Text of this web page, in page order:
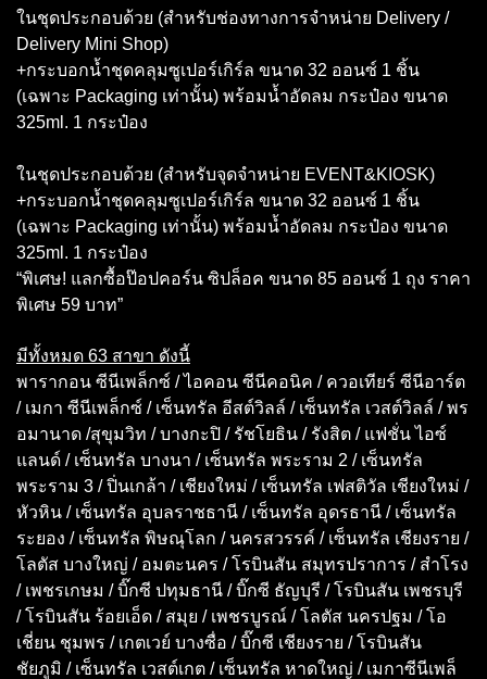
ในชุดประกอบด้วย (สำหรับช่องทางการจำหน่าย Delivery /
Delivery Mini Shop)
+กระบอกน้ำชุดคลุมซูเปอร์เกิร์ล ขนาด 32 ออนซ์ 1 ชิ้น
(เฉพาะ Packaging เท่านั้น) พร้อมน้ำอัดลม กระป๋อง ขนาด
325ml. 1 กระป๋อง
ในชุดประกอบด้วย (สำหรับจุดจำหน่าย EVENT&KIOSK)
+กระบอกน้ำชุดคลุมซูเปอร์เกิร์ล ขนาด 32 ออนซ์ 1 ชิ้น
(เฉพาะ Packaging เท่านั้น) พร้อมน้ำอัดลม กระป๋อง ขนาด
325ml. 1 กระป๋อง
“พิเศษ! แลกซื้อป๊อปคอร์น ซิปล็อค ขนาด 85 ออนซ์ 1 ถุง ราคา
พิเศษ 59 บาท”
มีทั้งหมด 63 สาขา ดังนี้
พารากอน ซีนีเพล็กซ์ / ไอคอน ซีนีคอนิค / ควอเทียร์ ซีนีอาร์ต
/ เมกา ซีนีเพล็กซ์ / เซ็นทรัล อีสต์วิลล์ / เซ็นทรัล เวสต์วิลล์ / พร
อมานาด /สุขุมวิท / บางกะปิ / รัชโยธิน / รังสิต / แฟชั่น ไอซ์
แลนด์ / เซ็นทรัล บางนา / เซ็นทรัล พระราม 2 / เซ็นทรัล
พระราม 3 / ปิ่นเกล้า / เชียงใหม่ / เซ็นทรัล เฟสติวัล เชียงใหม่ /
หัวหิน / เซ็นทรัล อุบลราชธานี / เซ็นทรัล อุดรธานี / เซ็นทรัล
ระยอง / เซ็นทรัล พิษณุโลก / นครสวรรค์ / เซ็นทรัล เชียงราย /
โลตัส บางใหญ่ / อมตะนคร / โรบินสัน สมุทรปราการ / สำโรง
/ เพชรเกษม / บิ๊กซี ปทุมธานี / บิ๊กซี ธัญบุรี / โรบินสัน เพชรบุรี
/ โรบินสัน ร้อยเอ็ด / สมุย / เพชรบูรณ์ / โลตัส นครปฐม / โอ
เชี่ยน ชุมพร / เกตเวย์ บางซื่อ / บิ๊กซี เชียงราย / โรบินสัน
ชัยภูมิ / เซ็นทรัล เวสต์เกต / เซ็นทรัล หาดใหญ่ / เมกาซีนีเพล็